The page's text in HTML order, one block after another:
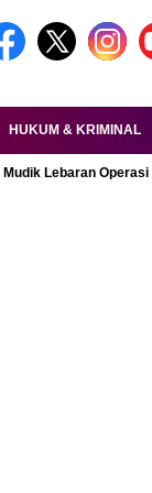
HUKUM & KRIMINAL
Operasi Ketupat